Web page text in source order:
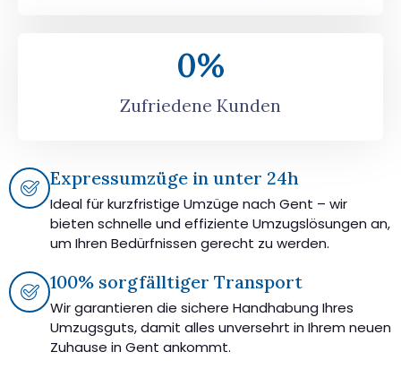
Zufriedene Kunden
0%
Expressumzüge in unter 24h
Ideal für kurzfristige Umzüge nach Gent – wir
bieten schnelle und effiziente Umzugslösungen an,
um Ihren Bedürfnissen gerecht zu werden.
100% sorgfälltiger Transport
Wir garantieren die sichere Handhabung Ihres
Umzugsguts, damit alles unversehrt in Ihrem neuen
Zuhause in Gent ankommt.